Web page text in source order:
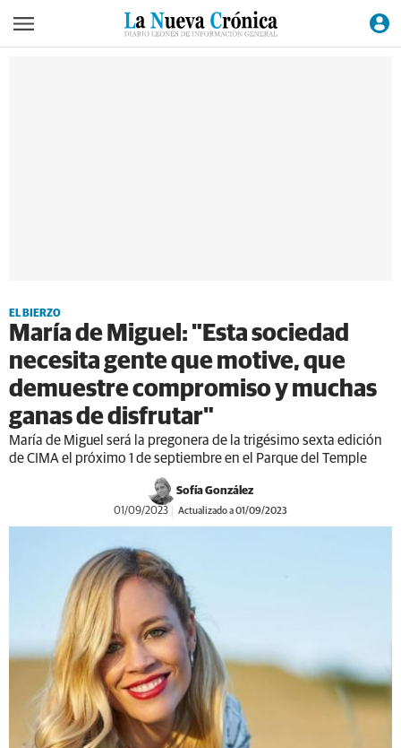
EL BIERZO
María de Miguel: "Esta sociedad
necesita gente que motive, que
demuestre compromiso y muchas
ganas de disfrutar"
María de Miguel será la pregonera de la trigésimo sexta edición
de CIMA el próximo 1 de septiembre en el Parque del Temple
Sofía González
01/09/2023 Actualizado a 01/09/2023